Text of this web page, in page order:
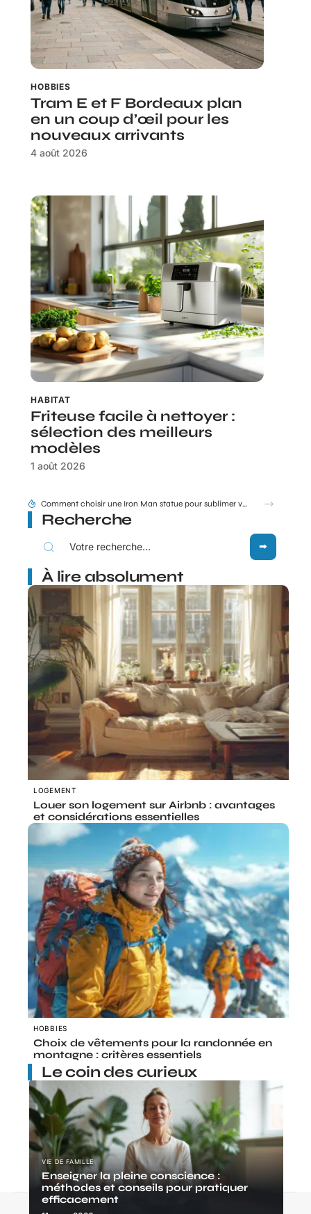
HOBBIES
Tram E et F Bordeaux plan
en un coup d’œil pour les
nouveaux arrivants
4 août 2026
HABITAT
Friteuse facile à nettoyer :
sélection des meilleurs
modèles
1 août 2026
Tram E et F Bordeaux plan en un coup d’œil pour les nouveaux arrivants
Recherche
À lire absolument
LOGEMENT
Louer son logement sur Airbnb : avantages
et considérations essentielles
HOBBIES
Choix de vêtements pour la randonnée en
montagne : critères essentiels
Le coin des curieux
VIE DE FAMILLE
Enseigner la pleine conscience :
méthodes et conseils pour pratiquer
efficacement
Contact